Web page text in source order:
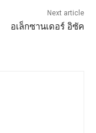
Next article
อเล็กซานเดอร์ อิซัค